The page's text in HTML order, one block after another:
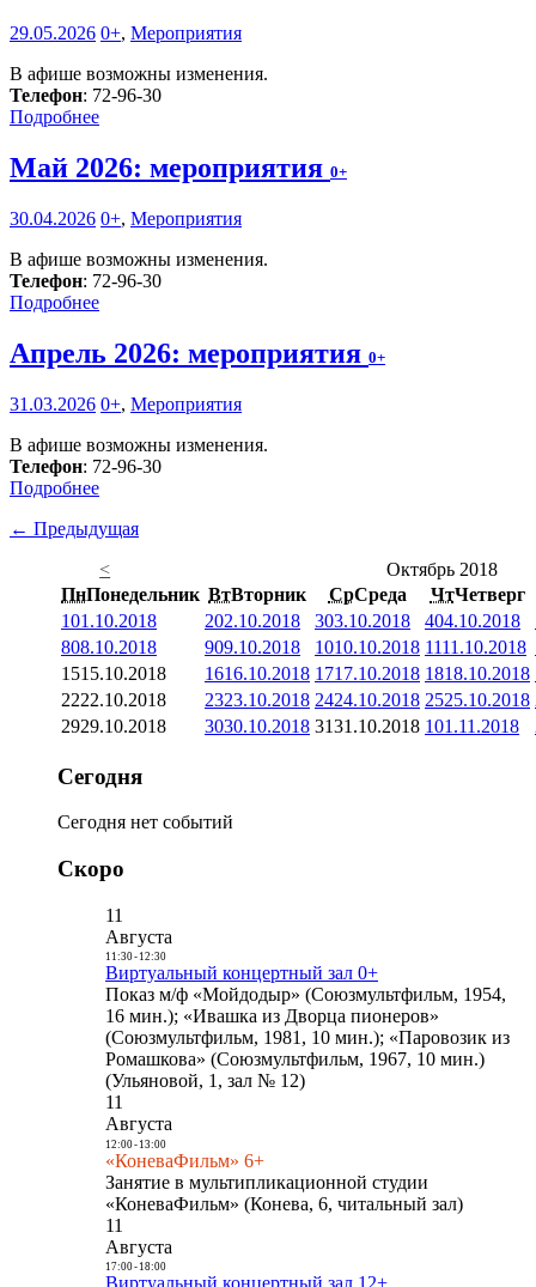
29.05.2026 0+, Мероприятия
В афише возможны изменения.
Телефон: 72-96-30
Подробнее
Май 2026: мероприятия 0+
30.04.2026 0+, Мероприятия
В афише возможны изменения.
Телефон: 72-96-30
Подробнее
Апрель 2026: мероприятия 0+
31.03.2026 0+, Мероприятия
В афише возможны изменения.
Телефон: 72-96-30
Подробнее
← Предыдущая
<
Октябрь 2018
ПнПонедельник ВтВторник СрСреда ЧтЧетверг
101.10.2018 202.10.2018 303.10.2018 404.10.2018
808.10.2018 909.10.2018 1010.10.2018 1111.10.2018
1515.10.2018 1616.10.2018 1717.10.2018 1818.10.2018
2222.10.2018 2323.10.2018 2424.10.2018 2525.10.2018
2929.10.2018 3030.10.2018 3131.10.2018 101.11.2018
Сегодня
Сегодня нет событий
Скоро
11
Августа
11:30- 12:30
Виртуальный концертный зал 0+
Показ м/ф «Мойдодыр» (Союзмультфильм, 1954,
16 мин.); «Ивашка из Дворца пионеров»
(Союзмультфильм, 1981, 10 мин.); «Паровозик из
Ромашкова» (Союзмультфильм, 1967, 10 мин.)
(Ульяновой, 1, зал № 12)
11
Августа
12:00- 13:00
«КоневаФильм» 6+
Занятие в мультипликационной студии
«КоневаФильм» (Конева, 6, читальный зал)
11
Августа
17:00- 18:00